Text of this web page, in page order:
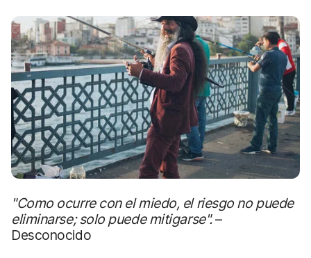
"Como ocurre con el miedo, el riesgo no puede
eliminarse; solo puede mitigarse".–
Desconocido